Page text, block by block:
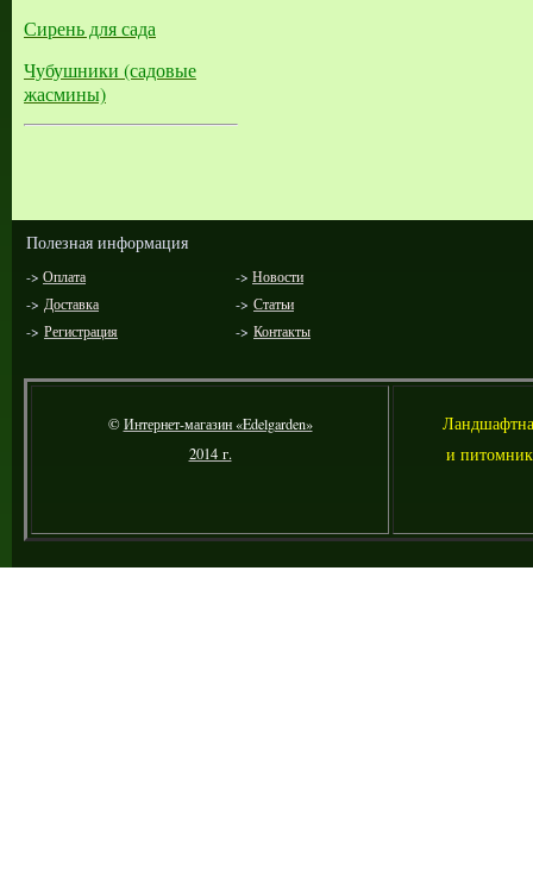
Сирень для сада
Чубушники (садовые
жасмины)
Полезная информация
-> Оплата -> Новости
-> Доставка -> Статьи
-> Регистрация -> Контакты
©Интернет-магазин «Edelgarden»
2014 г.
Л
и питомник